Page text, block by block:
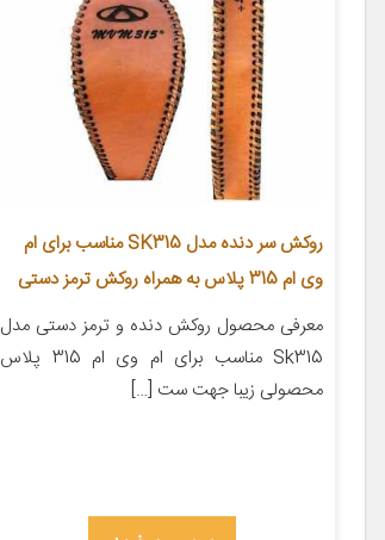
روکش سر دنده مدل SK315 مناسب برای ام
وی ام 315 پلاس به همراه روکش ترمز دستی
معرفی محصول روکش دنده و ترمز دستی مدل
Sk315 مناسب برای ام وی ام 315 پلاس
محصولی زیبا جهت ست […]